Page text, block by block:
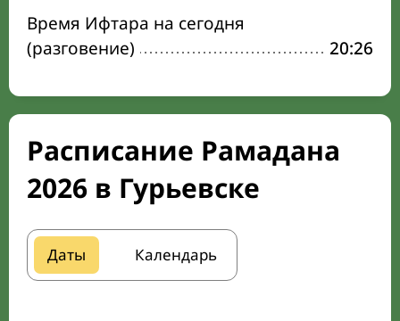
Время Ифтара на сегодня
(разговение)
20:26
Расписание Рамадана
2026 в Гурьевске
Даты Календарь